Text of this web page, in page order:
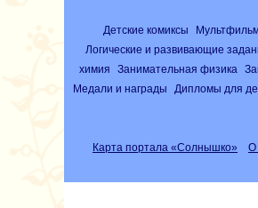
Детские комиксы
Логические и развивающие
химия
Занимательная физика
Медали и награды
Дипломы для
Карта портала «Солнышко» О